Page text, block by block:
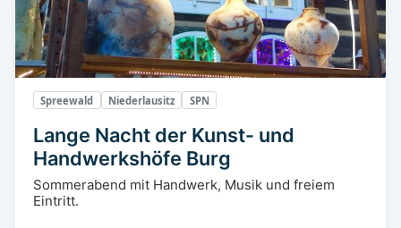
Spreewald Niederlausitz SPN
Lange Nacht der Kunst- und
Handwerkshöfe Burg
Sommerabend mit Handwerk, Musik und freiem
Eintritt.